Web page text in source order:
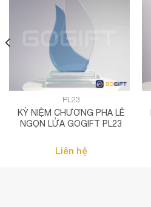
PL23
KỶ NIỆM CHƯƠNG PHA LÊ
NGỌN LỬA GOGIFT PL23
Liên hệ